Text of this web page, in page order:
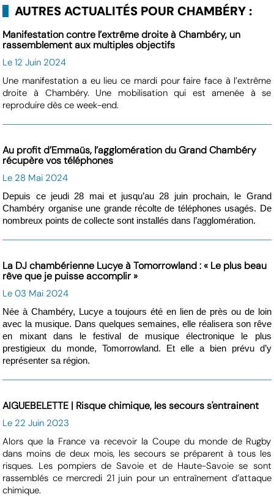
AUTRES ACTUALITÉS POUR CHAMBÉRY :
Manifestation contre l’extrême droite à Chambéry, un
rassemblement aux multiples objectifs
Le 12 Juin 2024
Une manifestation a eu lieu ce mardi pour faire face à l’extrême
droite à Chambéry. Une mobilisation qui est amenée à se
reproduire dès ce week-end.
Au profit d’Emmaüs, l’agglomération du Grand Chambéry
récupère vos téléphones
Le 28 Mai 2024
Depuis ce jeudi 28 mai et jusqu’au 28 juin prochain, le Grand
Chambéry organise une grande récolte de téléphones usagés. De
nombreux points de collecte sont installés dans l’agglomération.
La DJ chambérienne Lucye à Tomorrowland : « Le plus beau
rêve que je puisse accomplir »
Le 03 Mai 2024
Née à Chambéry, Lucye a toujours été en lien de près ou de loin
avec la musique. Dans quelques semaines, elle réalisera son rêve
en mixant dans le festival de musique électronique le plus
prestigieux du monde, Tomorrowland. Et elle a bien prévu d’y
représenter sa région.
AIGUEBELETTE | Risque chimique, les secours s'entrainent
Le 22 Juin 2023
Alors que la France va recevoir la Coupe du monde de Rugby
dans moins de deux mois, les secours se préparent à tous les
risques. Les pompiers de Savoie et de Haute-Savoie se sont
rassemblés ce mercredi 21 juin pour un entraînement d’attaque
chimique.